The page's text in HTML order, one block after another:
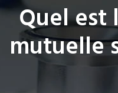
Quel est
mutuelle